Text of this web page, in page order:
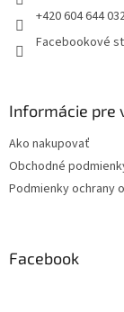
+420 604 644
Facebookové
Informácie pre
Ako nakupovať
Obchodné
Podmienky ochrany
Facebook